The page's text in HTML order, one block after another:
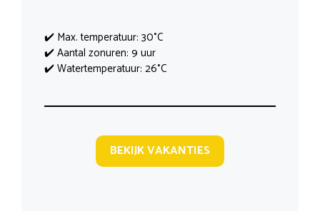
✔️ Max. temperatuur: 30°C
✔️ Aantal zonuren: 9 uur
✔️ Watertemperatuur: 26°C
BEKIJK VAKANTIES